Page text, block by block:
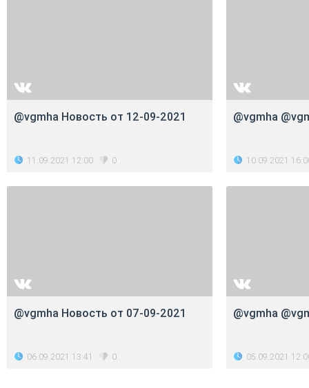
@vgmha Новость от 12-09-2021
11.09.2021 12:00 0
@vgmha
10.09.2021
@vgmha Новость от 07-09-2021
06.09.2021 13:41 0
@vgmha
05.09.2021